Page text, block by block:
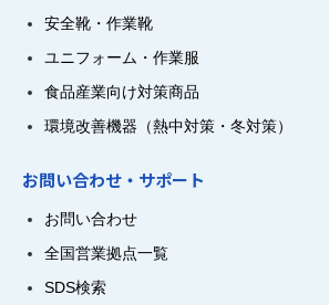
安全靴・作業靴
ユニフォーム・作業服
食品産業向け対策商品
環境改善機器（熱中対策・冬対策）
お問い合わせ・サポート
お問い合わせ
全国営業拠点一覧
SDS検索